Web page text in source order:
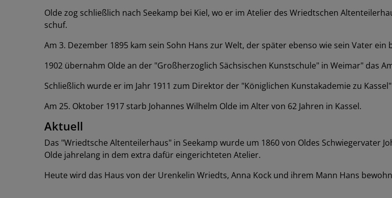
Olde zog schließlich nach Seekamp bei Kiel, wo er im Atelier des Wriedtschen
schuf.
Am 3. Dezember 1895 kam sein Sohn Hans zur Welt, der später ebenso wie sein Vater
1902 übernahm Olde an der "Großherzoglich Sächsischen Kunstschule" in Weimar" das
Schließlich wurde er im Jahr 1911 zum Direktor der "Königlichen Kunstakademie zu
Am 25. Oktober 1917 starb Johannes Wilhelm Olde im Alter von 62 Jahren in Kassel.
Aktuell
Das "Wriedtsche Altenteilerhaus" in Seekamp wurde um 1860 von Oldes Schwiegervater
Olde jahrelang in dem extra dafür eingerichteten Atelier.
Heute wird das Haus von der Urenkelin Wriedts, Anna Kock und ihrem Mann Hans